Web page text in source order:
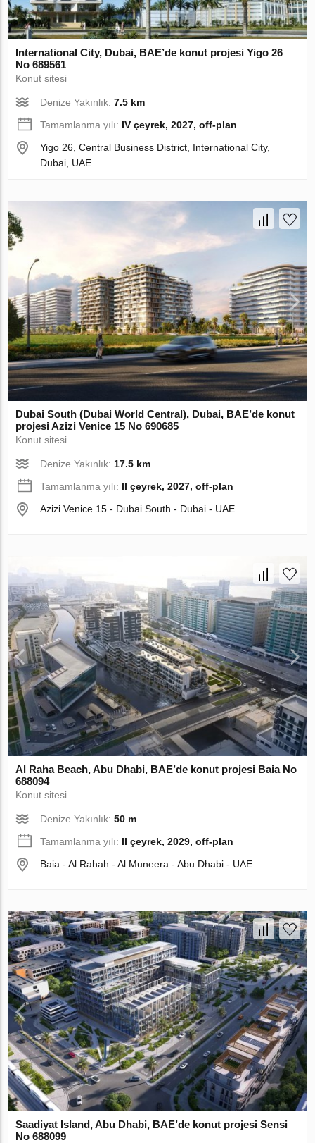
International City, Dubai, BAE’de konut projesi Yigo 26
No 689561
Konut sitesi
Denize Yakınlık:7.5 km
Tamamlanma yılı: IV çeyrek, 2027, off-plan
Yigo 26, Central Business District, International City,
Dubai, UAE
Dubai South (Dubai World Central), Dubai, BAE’de konut
projesi Azizi Venice 15 No 690685
Konut sitesi
Denize Yakınlık: 17.5 km
Tamamlanma yılı: II çeyrek, 2027, off-plan
Azizi Venice 15 - Dubai South - Dubai - UAE
Al Raha Beach, Abu Dhabi, BAE’de konut projesi Baia No
688094
Konut sitesi
Denize Yakınlık:50 m
Tamamlanma yılı: II çeyrek, 2029, off-plan
Baia - Al Rahah - Al Muneera - Abu Dhabi - UAE
Saadiyat Island, Abu Dhabi, BAE’de konut projesi Sensi
No 688099